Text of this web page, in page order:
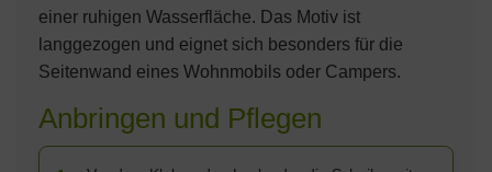
einer ruhigen Wasserfläche. Das Motiv ist
langgezogen und eignet sich besonders für die
Seitenwand eines Wohnmobils oder Campers.
Anbringen und Pflegen